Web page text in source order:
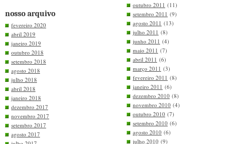
nosso arquivo
fevereiro 2020
abril 2019
janeiro 2019
outubro 2018
setembro 2018
agosto 2018
julho 2018
abril 2018
janeiro 2018
dezembro 2017
novembro 2017
setembro 2017
agosto 2017
outubro 2011 (11)
setembro 2011 (9)
agosto 2011 (13)
julho 2011 (8)
junho 2011 (4)
maio 2011 (7)
abril 2011 (6)
março 2011 (3)
fevereiro 2011 (8)
janeiro 2011 (6)
dezembro 2010 (8)
novembro 2010 (4)
outubro 2010 (7)
setembro 2010 (6)
agosto 2010 (6)
julho 2010 (9)